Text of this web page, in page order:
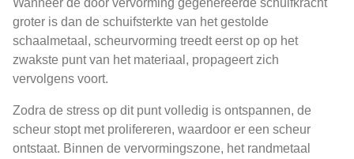
groter is dan de schuifsterkte van het gestolde
schaalmetaal, scheurvorming treedt eerst op op het
zwakste punt van het materiaal, propageert zich
vervolgens voort.
Zodra de stress op dit punt volledig is ontspannen, de
scheur stopt met prolifereren, waardoor er een scheur
ontstaat. Binnen de vervormingszone, het randmetaal